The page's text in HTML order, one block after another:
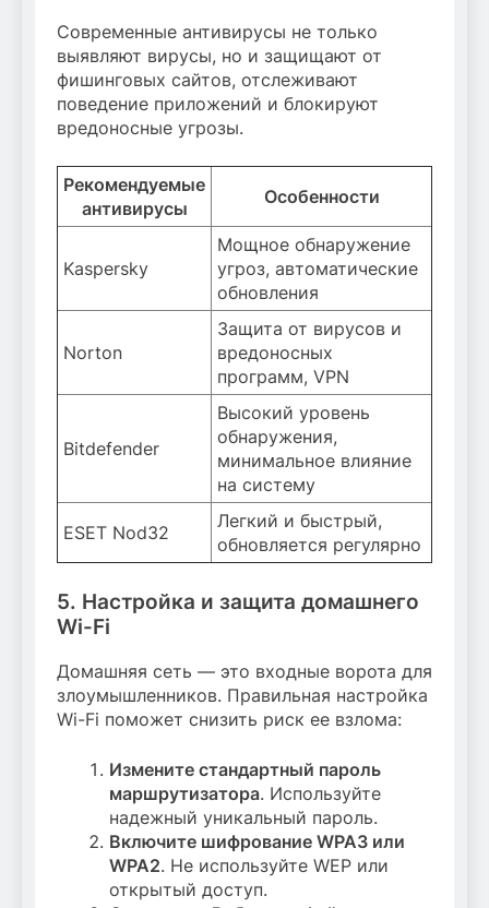
Современные антивирусы не только
выявляют вирусы, но и защищают от
фишинговых сайтов, отслеживают
поведение приложений и блокируют
вредоносные угрозы.
Рекомендуемые
антивирусы
Особенности
Kaspersky
Мощное обнаружение
угроз, автоматические
обновления
Norton
Защита от вирусов и
вредоносных
программ, VPN
Bitdefender
Высокий уровень
обнаружения,
минимальное влияние
на систему
ESET Nod32
Легкий и быстрый,
обновляется регулярно
5. Настройка и защита домашнего
Wi-Fi
Домашняя сеть — это входные ворота для
злоумышленников. Правильная настройка
Wi-Fi поможет снизить риск ее взлома:
Измените стандартный пароль
маршрутизатора. Используйте
надежный уникальный пароль.
Включите шифрование WPA3 или
WPA2. Не используйте WEP или
открытый доступ.